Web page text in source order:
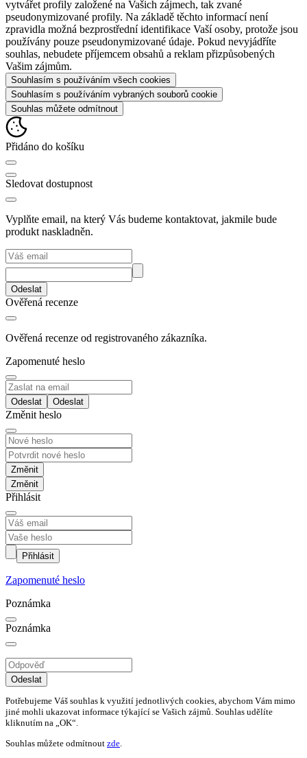
vytvářet profily založené na Vašich zájmech, tak zvané
pseudonymizované profily. Na základě těchto informací není
zpravidla možná bezprostřední identifikace Vaší osoby, protože jsou
používány pouze pseudonymizované údaje. Pokud nevyjádříte
souhlas, nebudete příjemcem obsahů a reklam přizpůsobených
Vašim zájmům.
Souhlasím s používáním všech cookies
Souhlasím s používáním vybraných souborů cookie
Souhlas můžete odmítnout
Přidáno do košíku
Sledovat dostupnost
Vyplňte email, na který Vás budeme kontaktovat, jakmile bude
produkt naskladněn.
Odeslat
Ověřená recenze
Ověřená recenze od registrovaného zákazníka.
Zapomenuté heslo
Odeslat
Změnit heslo
Změnit
Přihlásit
Přihlásit
Zapomenuté heslo
Poznámka
Poznámka
Odeslat
Potřebujeme Váš souhlas k využití jednotlivých cookies, abychom Vám mimo
jiné mohli ukazovat informace týkající se Vašich zájmů. Souhlas udělíte
kliknutím na „OK“.
Souhlas můžete odmítnout zde